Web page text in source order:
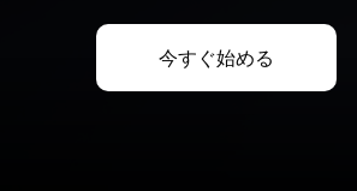
今すぐ始める